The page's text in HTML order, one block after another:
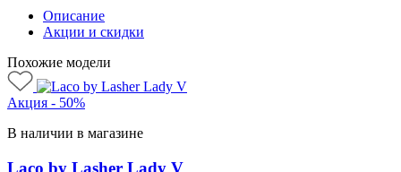
Описание
Акции и скидки
Похожие модели
Акция - 50%
В наличии в магазине
Laco by Lasher Lady V